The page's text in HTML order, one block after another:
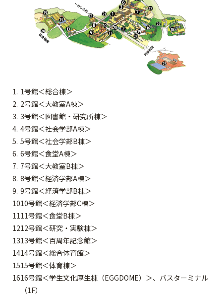
1号館＜総合棟＞
2号館＜大教室A棟＞
3号館＜図書館・研究所棟＞
4号館＜社会学部A棟＞
5号館＜社会学部B棟＞
6号館＜食堂A棟＞
7号館＜大教室B棟＞
8号館＜経済学部A棟＞
9号館＜経済学部B棟＞
10号館＜経済学部C棟＞
11号館＜食堂B棟＞
12号館＜研究・実験棟＞
13号館＜百周年記念館＞
14号館＜総合体育館＞
15号館＜体育棟＞
16号館＜学生文化厚生棟（EGGDOME）＞、バスターミナル
（1F）